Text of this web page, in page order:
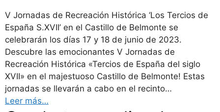
V Jornadas de Recreación Histórica ‘Los Tercios de
España S.XVII’ en el Castillo de Belmonte se
celebrarán los días 17 y 18 de junio de 2023.
Descubre las emocionantes V Jornadas de
Recreación Histórica «Tercios de España del siglo
XVII» en el majestuoso Castillo de Belmonte! Estas
jornadas se llevarán a cabo en el recinto…
Leer más…